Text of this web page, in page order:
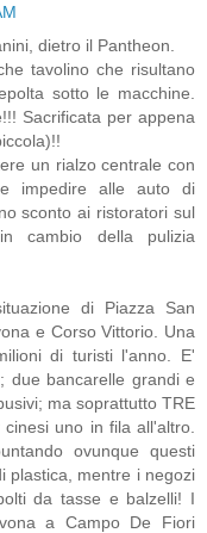
dietro il Pantheon.
tavolino che risultano
sotto le macchine.
Sacrificata per appena
un rialzo centrale con
impedire alle auto di
sconto ai ristoratori sul
cambio della pulizia
di Piazza San
e Corso Vittorio. Una
di turisti l'anno. E'
due bancarelle grandi e
ma soprattutto TRE
uno in fila all'altro.
ovunque questi
plastica, mentre i negozi
da tasse e balzelli! I
a Campo De Fiori